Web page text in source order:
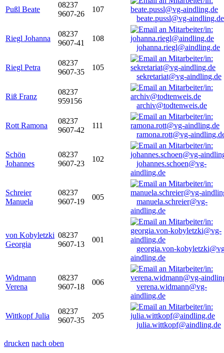
Pußl Beate
08237
9607-26
107
beate.pussl@vg-aindling.de
Riegl Johanna
08237
9607-41
108
johanna.riegl@aindling.de
Riegl Petra
08237
9607-35
105
sekretariat@vg-aindling.de
Riß Franz
08237
959156
archiv@todtenweis.de
Rott Ramona
08237
9607-42
111
ramona.rott@vg-
Schön
Johannes
08237
9607-23
102
johannes.schoen@vg-
aindling.de
Schreier
Manuela
08237
9607-19
005
manuela.schreier@vg-
aindling.de
von Kobyletzki
Georgia
08237
9607-13
001
georgia.von-
aindling.de
Widmann
Verena
08237
9607-18
006
verena.widmann@vg-
aindling.de
Wittkopf Julia
08237
9607-35
205
julia.wittkopf@aindling.de
drucken nach oben